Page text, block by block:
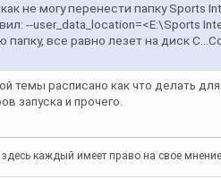
не могу перенести папку Sports
--user_data_location=<E:\Sports
папку, все равно лезет на диск
темы расписано как что делать
запуска и прочего.
здесь каждый имеет право на свое